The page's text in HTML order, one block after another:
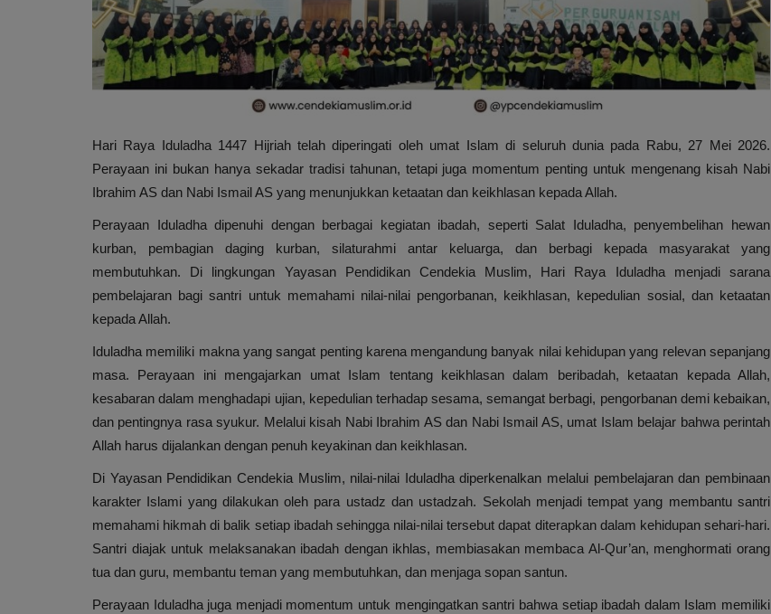
Hari Raya Iduladha 1447 Hijriah telah diperingati oleh umat Islam di seluruh dunia pada Rabu, 27 Mei 2026.
Perayaan ini bukan hanya sekadar tradisi tahunan, tetapi juga momentum penting untuk mengenang kisah Nabi
Ibrahim AS dan Nabi Ismail AS yang menunjukkan ketaatan dan keikhlasan kepada Allah.
Perayaan Iduladha dipenuhi dengan berbagai kegiatan ibadah, seperti Salat Iduladha, penyembelihan hewan
kurban, pembagian daging kurban, silaturahmi antar keluarga, dan berbagi kepada masyarakat yang
membutuhkan. Di lingkungan Yayasan Pendidikan Cendekia Muslim, Hari Raya Iduladha menjadi sarana
pembelajaran bagi santri untuk memahami nilai-nilai pengorbanan, keikhlasan, kepedulian sosial, dan ketaatan
kepada Allah.
Iduladha memiliki makna yang sangat penting karena mengandung banyak nilai kehidupan yang relevan sepanjang
masa. Perayaan ini mengajarkan umat Islam tentang keikhlasan dalam beribadah, ketaatan kepada Allah,
kesabaran dalam menghadapi ujian, kepedulian terhadap sesama, semangat berbagi, pengorbanan demi kebaikan,
dan pentingnya rasa syukur. Melalui kisah Nabi Ibrahim AS dan Nabi Ismail AS, umat Islam belajar bahwa perintah
Allah harus dijalankan dengan penuh keyakinan dan keikhlasan.
Di Yayasan Pendidikan Cendekia Muslim, nilai-nilai Iduladha diperkenalkan melalui pembelajaran dan pembinaan
karakter Islami yang dilakukan oleh para ustadz dan ustadzah. Sekolah menjadi tempat yang membantu santri
memahami hikmah di balik setiap ibadah sehingga nilai-nilai tersebut dapat diterapkan dalam kehidupan sehari-hari.
Santri diajak untuk melaksanakan ibadah dengan ikhlas, membiasakan membaca Al-Qur’an, menghormati orang
tua dan guru, membantu teman yang membutuhkan, dan menjaga sopan santun.
Perayaan Iduladha juga menjadi momentum untuk mengingatkan santri bahwa setiap ibadah dalam Islam memiliki